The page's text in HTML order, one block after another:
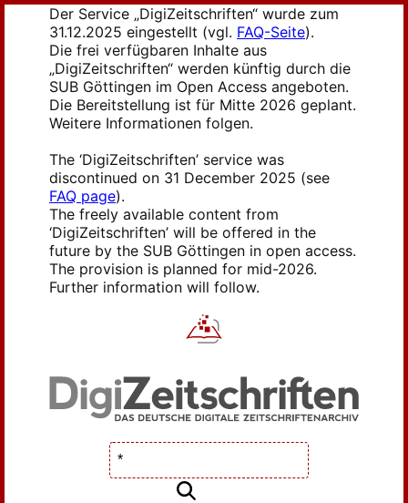
Der Service „DigiZeitschriften“ wurde zum
31.12.2025 eingestellt (vgl. FAQ-Seite).
Die frei verfügbaren Inhalte aus
„DigiZeitschriften“ werden künftig durch die
SUB Göttingen im Open Access angeboten.
Die Bereitstellung ist für Mitte 2026 geplant.
Weitere Informationen folgen.
The ‘DigiZeitschriften’ service was
discontinued on 31 December 2025 (see
FAQ page).
The freely available content from
‘DigiZeitschriften’ will be offered in the
future by the SUB Göttingen in open access.
The provision is planned for mid-2026.
Further information will follow.